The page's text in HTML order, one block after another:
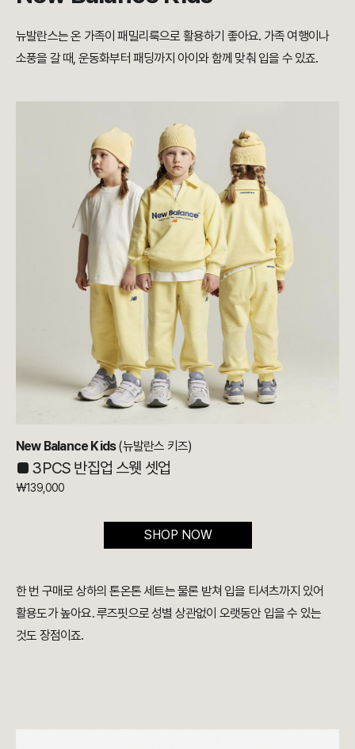
뉴발란스는 온 가족이 패밀리룩으로 활용하기 좋아요. 가족 여행이나
소풍을 갈 때, 운동화부터 패딩까지 아이와 함께 맞춰 입을 수 있죠.
New Balance Kids(뉴발란스 키즈)
■ 3PCS 반집업 스웻 셋업
₩139,000
SHOP NOW
한 번 구매로 상하의 톤온톤 세트는 물론 받쳐 입을 티셔츠까지 있어
활용도가 높아요. 루즈핏으로 성별 상관없이 오랫동안 입을 수 있는
것도 장점이죠.